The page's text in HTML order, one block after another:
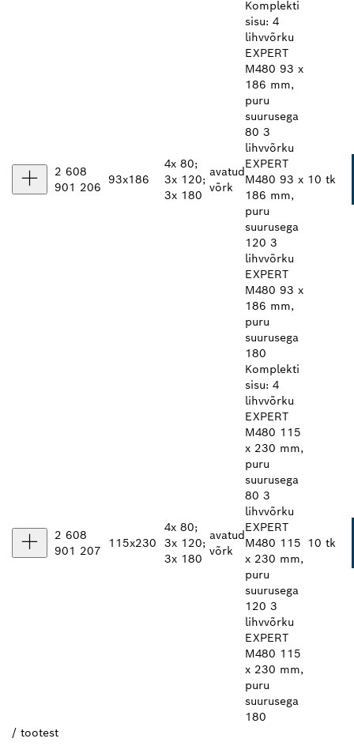
2 608
901 206
93x186
4x 80;
3x 120;
3x 180
avatud
võrk
Komplekti
sisu: 4
lihvvõrku
EXPERT
M480 93 x
186 mm,
puru
suurusega
80 3
lihvvõrku
EXPERT
M480 93 x
186 mm,
puru
suurusega
120 3
lihvvõrku
EXPERT
M480 93 x
186 mm,
puru
suurusega
180
10 tk
2 608
901 207
115x230
4x 80;
3x 120;
3x 180
avatud
võrk
Komplekti
sisu: 4
lihvvõrku
EXPERT
M480 115
x 230 mm,
puru
suurusega
80 3
lihvvõrku
EXPERT
M480 115
x 230 mm,
puru
suurusega
120 3
lihvvõrku
EXPERT
M480 115
x 230 mm,
puru
suurusega
180
10 tk
/ tootest